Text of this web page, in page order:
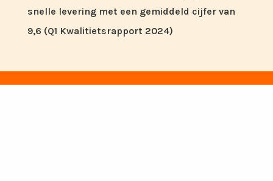
snelle levering met een gemiddeld cijfer van
9,6 (Q1 Kwalitietsrapport 2024)